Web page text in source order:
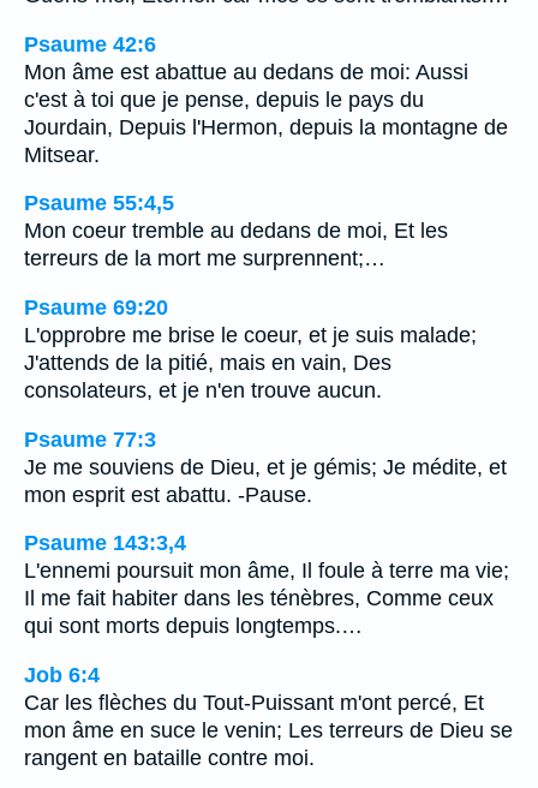
Psaume 42:6
Mon âme est abattue au dedans de moi: Aussi
c'est à toi que je pense, depuis le pays du
Jourdain, Depuis l'Hermon, depuis la montagne de
Mitsear.
Psaume 55:4,5
Mon coeur tremble au dedans de moi, Et les
terreurs de la mort me surprennent;…
Psaume 69:20
L'opprobre me brise le coeur, et je suis malade;
J'attends de la pitié, mais en vain, Des
consolateurs, et je n'en trouve aucun.
Psaume 77:3
Je me souviens de Dieu, et je gémis; Je médite, et
mon esprit est abattu. -Pause.
Psaume 143:3,4
L'ennemi poursuit mon âme, Il foule à terre ma vie;
Il me fait habiter dans les ténèbres, Comme ceux
qui sont morts depuis longtemps.…
Job 6:4
Car les flèches du Tout-Puissant m'ont percé, Et
mon âme en suce le venin; Les terreurs de Dieu se
rangent en bataille contre moi.